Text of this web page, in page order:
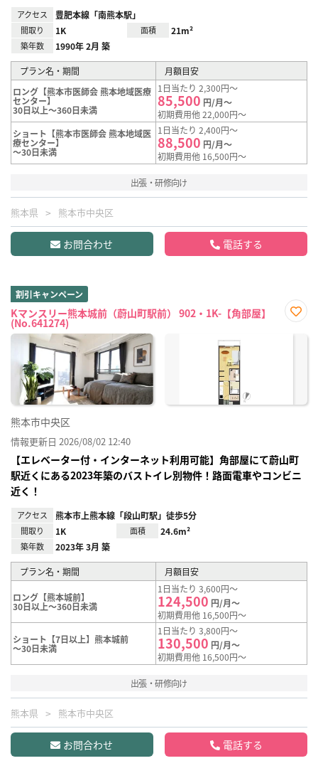
アクセス 豊肥本線「南熊本駅」
間取り 1K 面積 21m²
築年数 1990年 2月 築
プラン名・期間
月額目安
ロング【熊本市医師会 熊本地域医療
センター】
30日以上～360日未満
1日当たり 2,300円～
85,500 円/月～
初期費用他 22,000円～
ショート【熊本市医師会 熊本地域医
療センター】
～30日未満
1日当たり 2,400円～
88,500 円/月～
初期費用他 16,500円～
出張・研修向け
熊本県 熊本市中央区
お問合わせ 電話する
割引キャンペーン
Kマンスリー熊本城前（蔚山町駅前） 902・1K-【角部屋】
(No.641274)
に入
熊本市中央区
情報更新日 2026/08/02 12:40
【エレベーター付・インターネット利用可能】角部屋にて蔚山町
駅近くにある2023年築のバストイレ別物件！路面電車やコンビニ
近く！
アクセス 熊本市上熊本線「段山町駅」徒歩5分
間取り 1K 面積 24.6m²
築年数 2023年 3月 築
プラン名・期間 月額目安
ロング【熊本城前】
30日以上～360日未満
1日当たり 3,600円～
124,500 円/月～
初期費用他 16,500円～
ショート【7日以上】熊本城前
～30日未満
1日当たり 3,800円～
130,500 円/月～
初期費用他 16,500円～
出張・研修向け
熊本県 熊本市中央区
お問合わせ 電話する